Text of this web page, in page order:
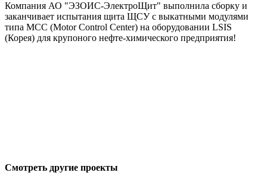
Компания АО "ЭЗОИС-ЭлектроЩит" выполнила сборку и
заканчивает испытания щита ЩСУ с выкатными модулями
типа МСС (Motor Control Center) на оборудовании LSIS
(Корея) для крупоного нефте-химического предприятия!
Смотреть другие проекты